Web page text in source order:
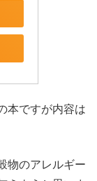
本ですが内容は
物のアレルギー